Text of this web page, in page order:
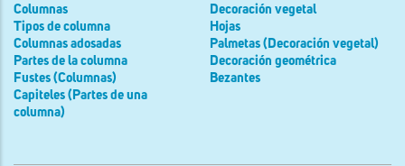
Columnas
Tipos de columna
Columnas adosadas
Partes de la columna
Fustes (Columnas)
Capiteles (Partes de una
columna)
Decoración vegetal
Hojas
Palmetas (Decoración vegetal)
Decoración geométrica
Bezantes